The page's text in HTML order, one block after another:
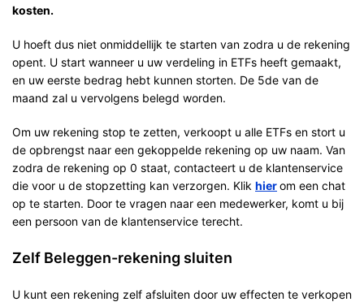
kosten.
U hoeft dus niet onmiddellijk te starten van zodra u de rekening
opent. U start wanneer u uw verdeling in ETFs heeft gemaakt,
en uw eerste bedrag hebt kunnen storten. De 5de van de
maand zal u vervolgens belegd worden.
Om uw rekening stop te zetten, verkoopt u alle ETFs en stort u
de opbrengst naar een gekoppelde rekening op uw naam. Van
zodra de rekening op 0 staat, contacteert u de klantenservice
die voor u de stopzetting kan verzorgen. Klik hierom een chat
op te starten. Door te vragen naar een medewerker, komt u bij
een persoon van de klantenservice terecht.
Zelf Beleggen-rekening sluiten
U kunt een rekening zelf afsluiten door uw effecten te verkopen